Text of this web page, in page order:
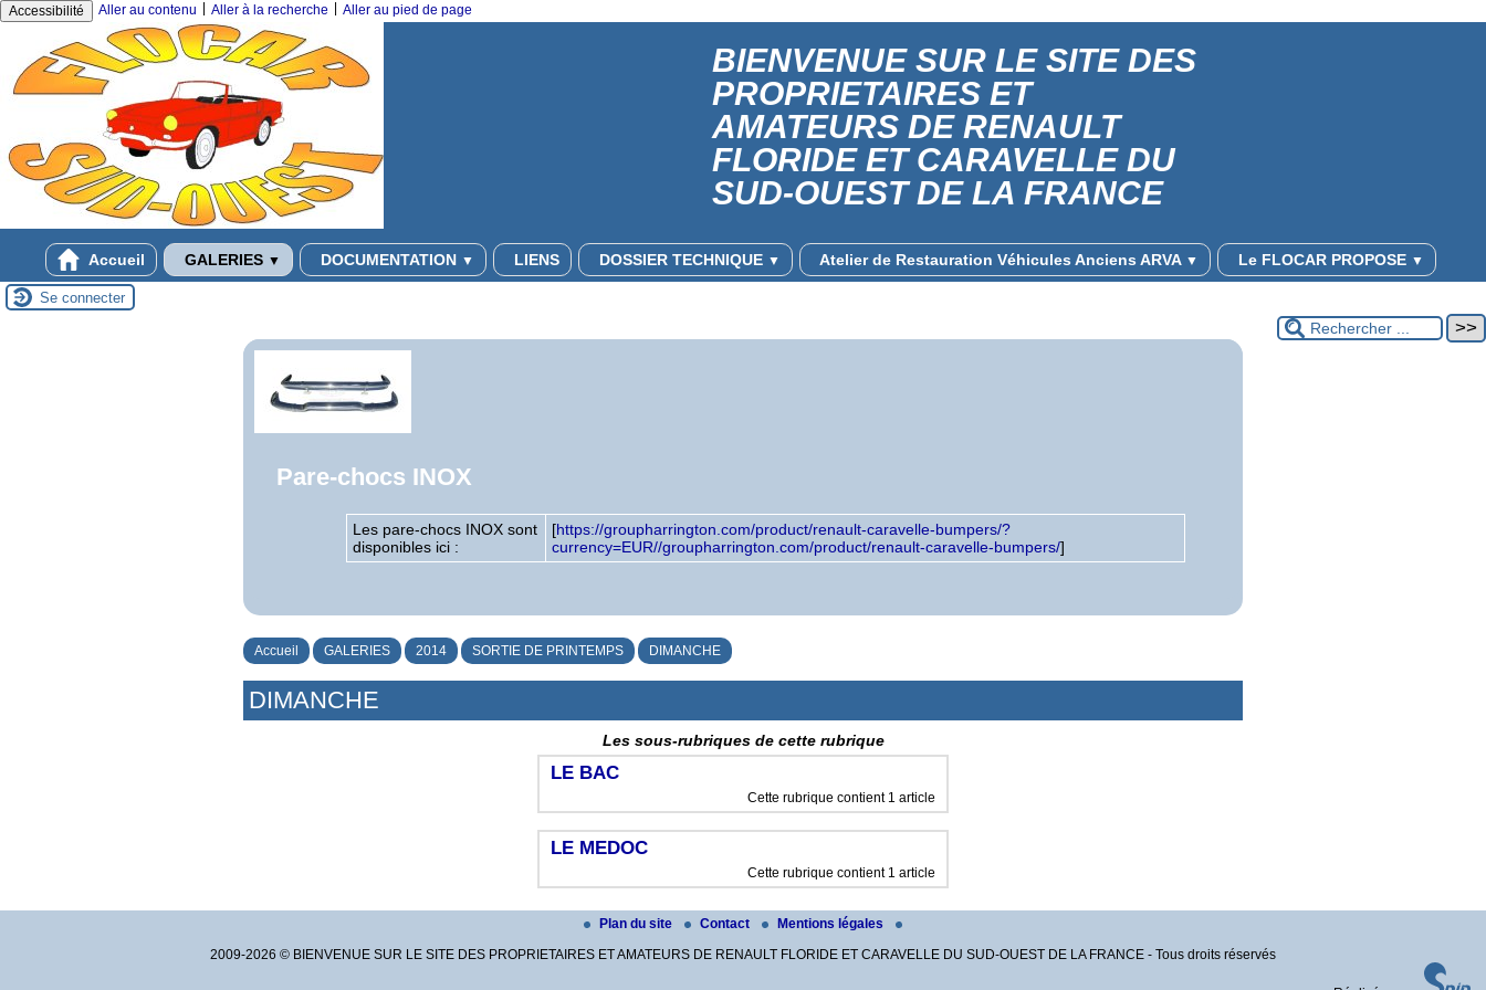
Accessibilité Aller au contenu Aller à la recherche Aller au pied de page
BIENVENUE SUR LE SITE DES
PROPRIETAIRES ET
AMATEURS DE RENAULT
FLORIDE ET CARAVELLE DU
SUD-OUEST DE LA FRANCE
Accueil GALERIES ▼ DOCUMENTATION ▼ LIENS DOSSIER TECHNIQUE ▼ Atelier de Restauration Véhicules Anciens ARVA ▼ Le FLOCAR PROPOSE ▼
Se connecter
Pare-chocs INOX
Les pare-chocs INOX sont
disponibles ici :
[https://groupharrington.com/product/renault-caravelle-bumpers/?
currency=EUR//groupharrington.com/product/renault-caravelle-bumpers/]
Accueil GALERIES 2014 SORTIE DE PRINTEMPS DIMANCHE
DIMANCHE
Les sous-rubriques de cette rubrique
LE BAC
Cette rubrique contient 1 article
LE MEDOC
Cette rubrique contient 1 article
Plan du site Contact
Mentions légales
2009-2026 © BIENVENUE SUR LE SITE DES PROPRIETAIRES ET AMATEURS DE RENAULT FLORIDE ET CARAVELLE DU SUD-OUEST DE LA FRANCE - Tous droits réservés